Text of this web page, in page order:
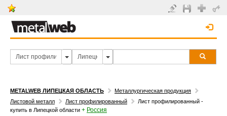
METALWEB ЛИПЕЦКАЯ ОБЛАСТЬ
Металлургическая продукция
Листовой металл
Лист профилированный
Лист профилированный -
купить в Липецкой области + Россия